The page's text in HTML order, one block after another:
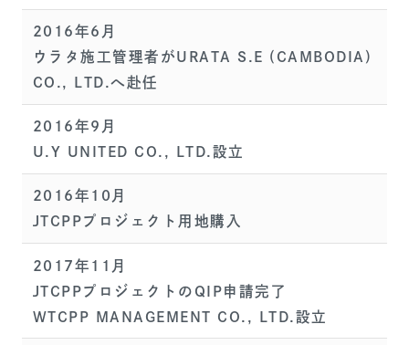
2016年6月
ウラタ施工管理者がURATA S.E (CAMBODIA)
CO., LTD.へ赴任
2016年9月
U.Y UNITED CO., LTD.設立
2016年10月
JTCPPプロジェクト用地購入
2017年11月
JTCPPプロジェクトのQIP申請完了
WTCPP MANAGEMENT CO., LTD.設立